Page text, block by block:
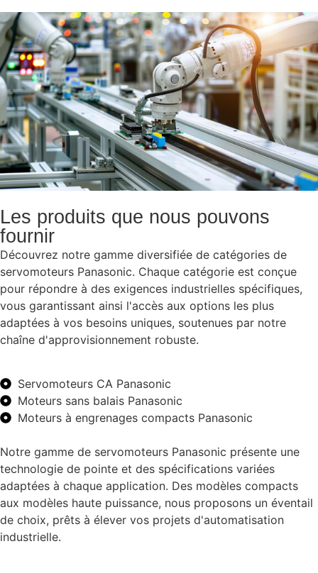
Les produits que nous pouvons
fournir
Découvrez notre gamme diversifiée de catégories de
servomoteurs Panasonic. Chaque catégorie est conçue
pour répondre à des exigences industrielles spécifiques,
vous garantissant ainsi l'accès aux options les plus
adaptées à vos besoins uniques, soutenues par notre
chaîne d'approvisionnement robuste.
Servomoteurs CA Panasonic
Moteurs sans balais Panasonic
Moteurs à engrenages compacts Panasonic
Notre gamme de servomoteurs Panasonic présente une
technologie de pointe et des spécifications variées
adaptées à chaque application. Des modèles compacts
aux modèles haute puissance, nous proposons un éventail
de choix, prêts à élever vos projets d'automatisation
industrielle.